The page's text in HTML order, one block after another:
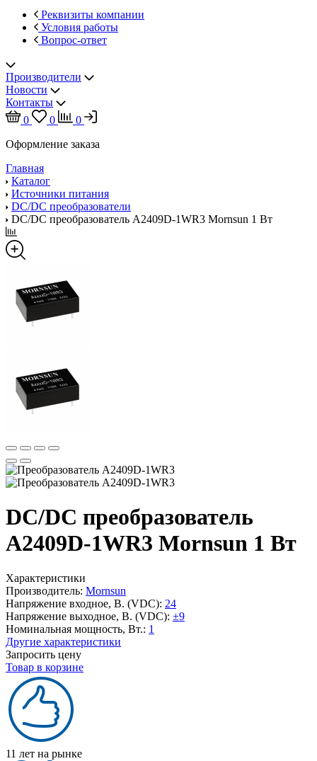
Реквизиты компании
Условия работы
Вопрос-ответ
Производители
Новости
Контакты
0
0
0
Оформление заказа
Главная
Каталог
Источники питания
DC/DC преобразователи
DC/DC преобразователь A2409D-1WR3 Mornsun 1 Вт
DC/DC преобразователь
A2409D-1WR3 Mornsun 1 Вт
Характеристики
Производитель: Mornsun
Напряжение входное, В. (VDC): 24
Напряжение выходное, В. (VDC): ±9
Номинальная мощность, Вт.: 1
Другие характеристики
Запросить цену
Товар в корзине
11 лет на рынке